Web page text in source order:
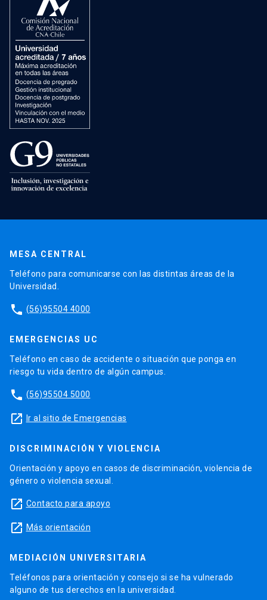
MESA CENTRAL
Teléfono para comunicarse con las distintas áreas de la
Universidad.
phone (56)95504 4000
EMERGENCIAS UC
Teléfono en caso de accidente o situación que ponga en
riesgo tu vida dentro de algún campus.
phone (56)95504 5000
launch Ir al sitio de Emergencias
DISCRIMINACIÓN Y VIOLENCIA
Orientación y apoyo en casos de discriminación, violencia de
género o violencia sexual.
launch Contacto para apoyo
launch Más orientación
MEDIACIÓN UNIVERSITARIA
Teléfonos para orientación y consejo si se ha vulnerado
alguno de tus derechos en la universidad.